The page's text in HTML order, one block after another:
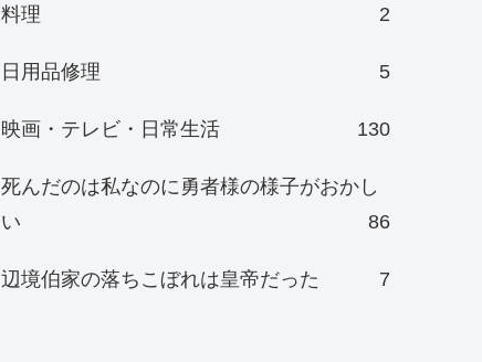
料理 2
日用品修理 5
映画・テレビ・日常生活 130
死んだのは私なのに勇者様の様子がおかし
い
86
辺境伯家の落ちこぼれは皇帝だった 7